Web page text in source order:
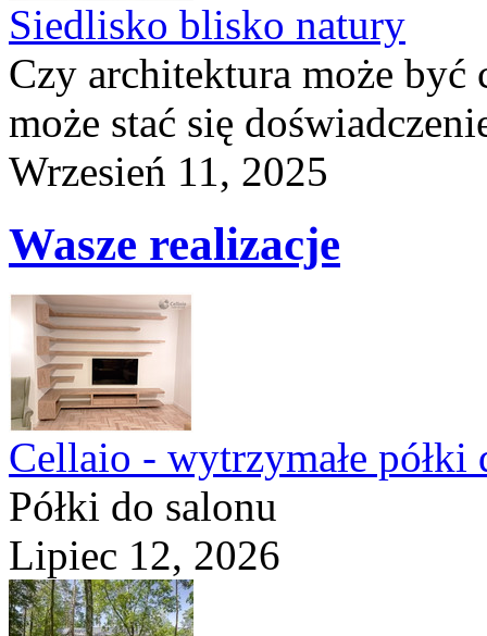
Siedlisko blisko natury
Czy architektura może
może stać się
Wrzesień 11, 2025
Wasze realizacje
Cellaio - wytrzymałe półki
Półki do salonu
Lipiec 12, 2026